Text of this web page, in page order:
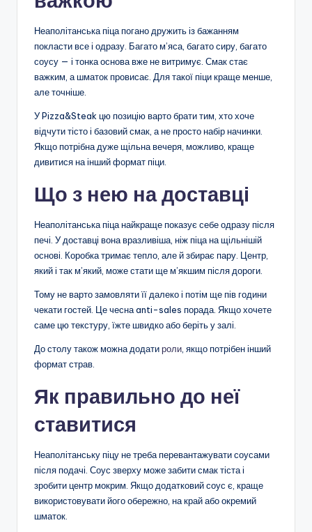
Неаполітанська піца погано дружить із бажанням
покласти все і одразу. Багато м’яса, багато сиру, багато
соусу — і тонка основа вже не витримує. Смак стає
важким, а шматок провисає. Для такої піци краще менше,
але точніше.
У Pizza&Steak цю позицію варто брати тим, хто хоче
відчути тісто і базовий смак, а не просто набір начинки.
Якщо потрібна дуже щільна вечеря, можливо, краще
дивитися на інший формат піци.
Що з нею на доставці
Неаполітанська піца найкраще показує себе одразу після
печі. У доставці вона вразливіша, ніж піца на щільнішій
основі. Коробка тримає тепло, але й збирає пару. Центр,
який і так м’який, може стати ще м’якшим після дороги.
Тому не варто замовляти її далеко і потім ще пів години
чекати гостей. Це чесна anti-sales порада. Якщо хочете
саме цю текстуру, їжте швидко або беріть у залі.
До столу також можна додатироли , якщо потрібен інший
формат страв.
Як правильно до неї
ставитися
Неаполітанську піцу не треба перевантажувати соусами
після подачі. Соус зверху може забити смак тіста і
зробити центр мокрим. Якщо додатковий соус є, краще
використовувати його обережно, на край або окремий
шматок.